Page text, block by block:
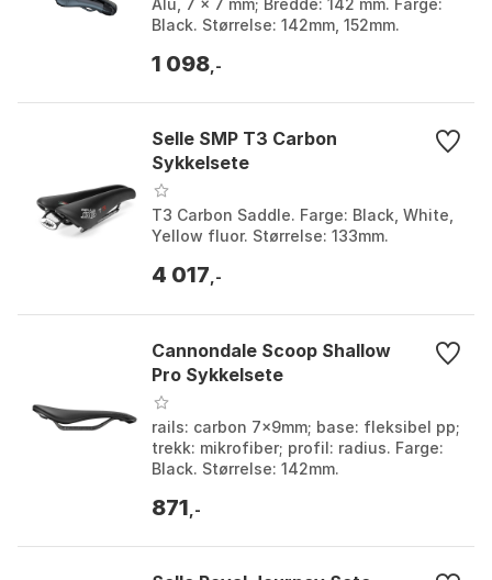
Black. Størrelse: 142mm, 152mm.
1 098 ,-
Selle SMP T3 Carbon
Sykkelsete
T3 Carbon Saddle. Farge: Black, White,
Yellow fluor. Størrelse: 133mm.
4 017 ,-
Cannondale Scoop Shallow
Pro Sykkelsete
rails: carbon 7x9mm; base: fleksibel pp;
trekk: mikrofiber; profil: radius. Farge:
Black. Størrelse: 142mm.
871 ,-